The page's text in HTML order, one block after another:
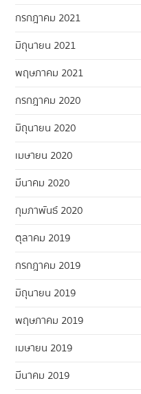
กรกฎาคม 2021
มิถุนายน 2021
พฤษภาคม 2021
กรกฎาคม 2020
มิถุนายน 2020
เมษายน 2020
มีนาคม 2020
กุมภาพันธ์ 2020
ตุลาคม 2019
กรกฎาคม 2019
มิถุนายน 2019
พฤษภาคม 2019
เมษายน 2019
มีนาคม 2019